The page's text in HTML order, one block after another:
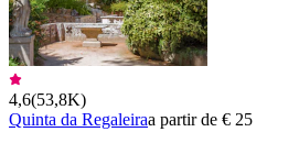
4,6(53,8K)
Quinta da Regaleiraa partir de € 25